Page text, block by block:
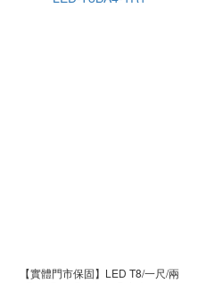
【實體門市保固】LED T8/一尺/兩